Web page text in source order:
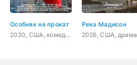
Особняк на прокат
2020, США, комедия
Река Мадисон
2026, США, драма